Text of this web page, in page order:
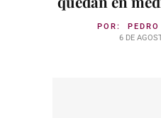
POR:
6 DE